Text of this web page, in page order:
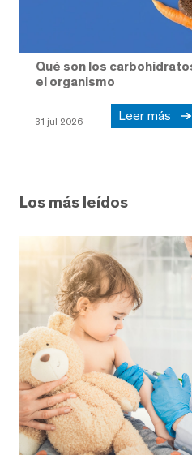
Qué son los
el organismo
31 jul 2026 Leer más
Los más leídos